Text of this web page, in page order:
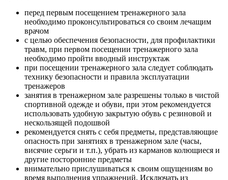
перед первым посещением тренажерного зала
необходимо проконсультироваться со своим лечащим
врачом
с целью обеспечения безопасности, для профилактики
травм, при первом посещении тренажерного зала
необходимо пройти вводный инструктаж
при посещении тренажерного зала следует соблюдать
технику безопасности и правила эксплуатации
тренажеров
занятия в тренажерном зале разрешены только в чистой
спортивной одежде и обуви, при этом рекомендуется
использовать удобную закрытую обувь с резиновой и
нескользящей подошвой
рекомендуется снять с себя предметы, представляющие
опасность при занятиях в тренажерном зале (часы,
висячие серьги и т.п.), убрать из карманов колющиеся и
другие посторонние предметы
внимательно прислушиваться к своим ощущениям во
время выполнения упражнений. Исключать из